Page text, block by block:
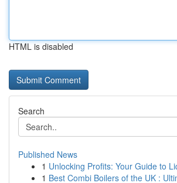
HTML is disabled
Search
Published News
1 Unlocking Profits: Your Guide to
1 Best Combi Boilers of the UK :